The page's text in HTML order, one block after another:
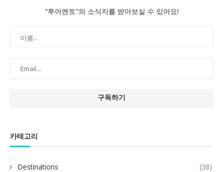
"투어멘토"의 소식지를 받아보실 수 있어요!
카테고리
Destinations (38)